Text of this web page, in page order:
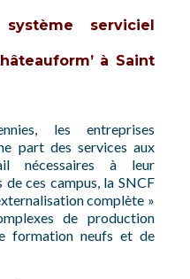
serviciel
à Saint
les entreprises
part des services aux
nécessaires à leur
ces campus, la SNCF
complète »
de production
formation neufs et de